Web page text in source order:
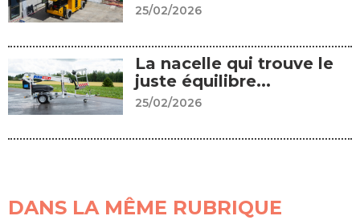
25/02/2026
La nacelle qui trouve le
juste équilibre...
25/02/2026
DANS LA MÊME RUBRIQUE